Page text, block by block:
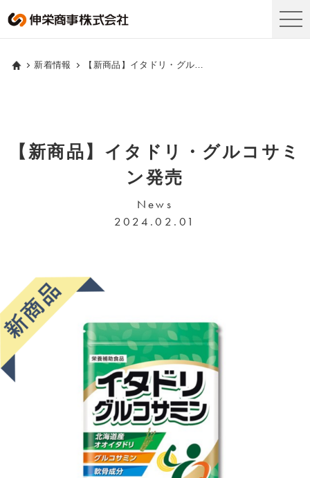
新着情報 【新商品】イタドリ・グルコサミン発売
【新商品】イタドリ・グルコサミ
ン発売
News
2024.02.01